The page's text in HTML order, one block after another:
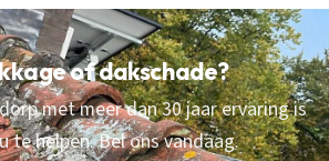
of dakschade?
met meer dan 30 jaar ervaring is
te helpen. Bel ons vandaag.